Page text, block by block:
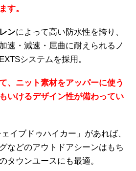
す。
ンによって高い防水性を誇り、
速・減速・屈曲に耐えられるノ
システムを採用。
、ニット素材をアッパーに使う
いけるデザイン性が備わってい
イブドゥハイカー」があれば、
などのアウトドアシーンはもち
タウンユースにも最適。